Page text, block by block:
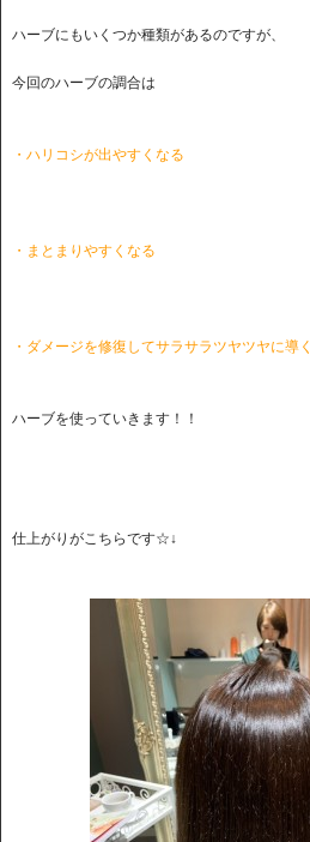
ハーブにもいくつか種類があるのですが、
今回のハーブの調合は
・ハリコシが出やすくなる
・まとまりやすくなる
・ダメージを修復してサラサラツヤツヤに導く
ハーブを使っていきます！！
仕上がりがこちらです☆↓